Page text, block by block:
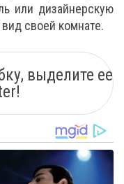
или дизайнерскую
своей комнате.
выделите ее